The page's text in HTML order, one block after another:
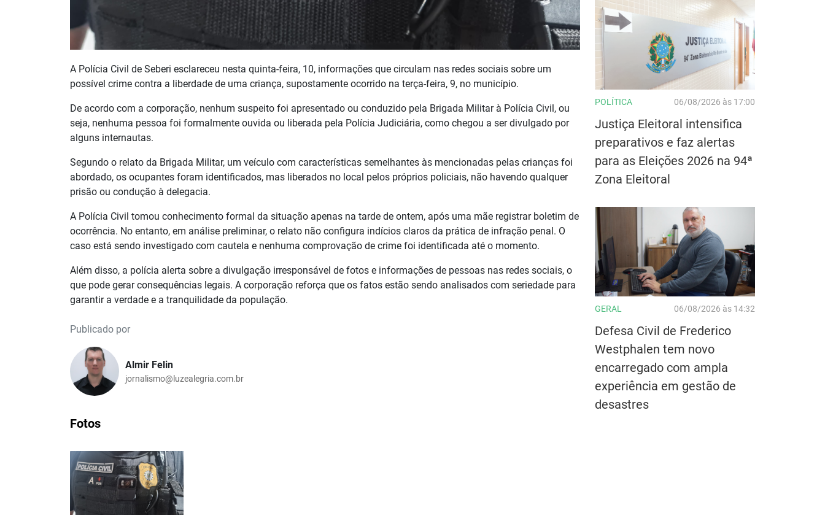
A Polícia Civil de Seberi esclareceu nesta quinta-feira, 10, informações que circulam nas redes sociais sobre um
possível crime contra a liberdade de uma criança, supostamente ocorrido na terça-feira, 9, no município.
De acordo com a corporação, nenhum suspeito foi apresentado ou conduzido pela Brigada Militar à Polícia Civil, ou
seja, nenhuma pessoa foi formalmente ouvida ou liberada pela Polícia Judiciária, como chegou a ser divulgado por
alguns internautas.
Segundo o relato da Brigada Militar, um veículo com características semelhantes às mencionadas pelas crianças foi
abordado, os ocupantes foram identificados, mas liberados no local pelos próprios policiais, não havendo qualquer
prisão ou condução à delegacia.
A Polícia Civil tomou conhecimento formal da situação apenas na tarde de ontem, após uma mãe registrar boletim de
ocorrência. No entanto, em análise preliminar, o relato não configura indícios claros da prática de infração penal. O
caso está sendo investigado com cautela e nenhuma comprovação de crime foi identificada até o momento.
Além disso, a polícia alerta sobre a divulgação irresponsável de fotos e informações de pessoas nas redes sociais, o
que pode gerar consequências legais. A corporação reforça que os fatos estão sendo analisados com seriedade para
garantir a verdade e a tranquilidade da população.
Publicado por
Almir Felin
jornalismo@luzealegria.com.br
Fotos
POLÍTICA 06/08/2026 às 17:00
Justiça Eleitoral intensifica
preparativos e faz alertas
para as Eleições 2026 na 94ª
Zona Eleitoral
GERAL 06/08/2026 às 14:32
Defesa Civil de Frederico
Westphalen tem novo
encarregado com ampla
experiência em gestão de
desastres